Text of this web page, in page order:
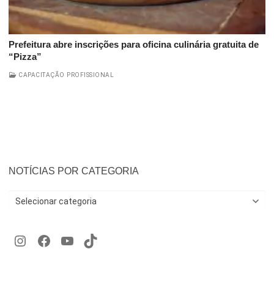
Prefeitura abre inscrições para oficina culinária gratuita de
“Pizza”
CAPACITAÇÃO PROFISSIONAL
NOTÍCIAS POR CATEGORIA